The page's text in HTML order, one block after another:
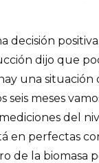
decisión
dijo que
una situación
seis meses
del
en perfectas
de la biomasa